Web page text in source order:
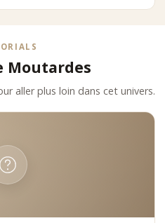
Moutardes
aller plus loin dans cet univers.